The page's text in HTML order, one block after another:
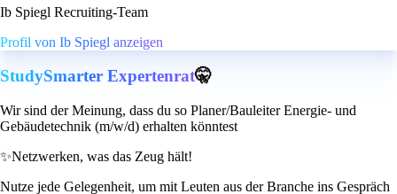
Ib Spiegl Recruiting-Team
Profil von Ib Spiegl anzeigen
StudySmarter Expertenrat🤫
Wir sind der Meinung, dass du so Planer/Bauleiter Energie- und
Gebäudetechnik (m/w/d) erhalten könntest
✨Netzwerken, was das Zeug hält!
Nutze jede Gelegenheit, um mit Leuten aus der Branche ins Gespräch